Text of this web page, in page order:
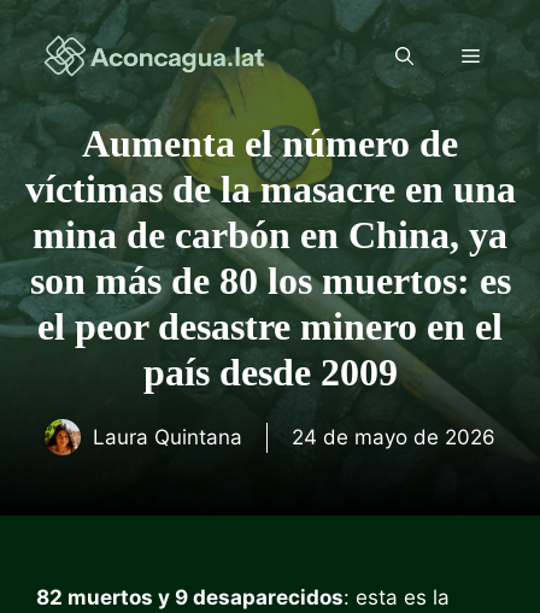
Saltar
contenido
Menú
Aumenta el número de
víctimas de la masacre en una
mina de carbón en China, ya
son más de 80 los muertos: es
el peor desastre minero en el
país desde 2009
Laura Quintana 24 de mayo de 2026
82 muertos y 9 desaparecidos: esta es la